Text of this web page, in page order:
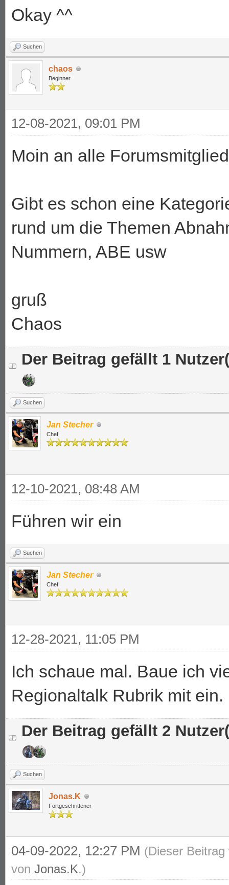
Okay ^^
Suchen
chaos
Beginner
12-08-2021, 09:01 PM
Moin an alle
Gibt es schon eine
rund um die Themen
Nummern, ABE usw
gruß
Chaos
Der Beitrag gefällt 1
Suchen
Jan Stecher
Chef
12-10-2021, 08:48 AM
Führen wir ein
Suchen
Jan Stecher
Chef
12-28-2021, 11:05 PM
Ich schaue mal. Baue ich
Regionaltalk Rubrik mit ein.
Der Beitrag gefällt 2
Suchen
Jonas.K
Fortgeschrittener
04-09-2022, 12:27 PM (Dieser
von Jonas.K.)